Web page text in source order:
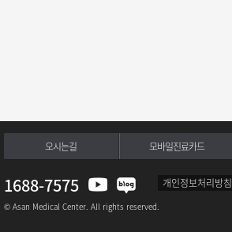
오시는길 모바일진료카드
1688-7575 개인정보처리방침
© Asan Medical Center. All rights reserved.